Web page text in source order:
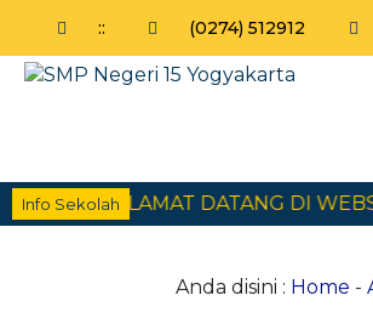
:: (0274) 512912
Info Sekolah
SELAMAT DATANG DI WEBSITE
Anda disini : Home -